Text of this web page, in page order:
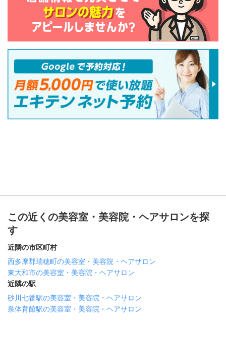
この近くの美容室・美容院・ヘアサロンを探
す
近隣の市区町村
西多摩郡瑞穂町の美容室・美容院・ヘアサロン
東大和市の美容室・美容院・ヘアサロン
近隣の駅
砂川七番駅の美容室・美容院・ヘアサロン
泉体育館駅の美容室・美容院・ヘアサロン